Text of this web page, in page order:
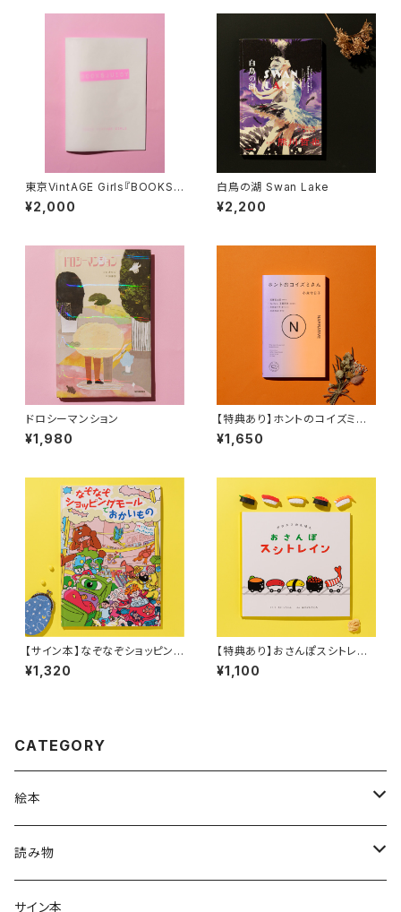
東京VintAGE Girls『BOOKS J
UICY』
¥2,000
白鳥の湖 Swan Lake
¥2,200
ドロシーマンション
¥1,980
【特典あり】ホントのコイズミさ
ん NARRATIVE
¥1,650
【サイン本】なぞなぞショッピング
モールでおかいもの
¥1,320
【特典あり】おさんぽスシトレイ
ン
¥1,100
CATEGORY
絵本
グラニフのえほん
大人の絵本
読み物
ホントのコイズミさん
サイン本